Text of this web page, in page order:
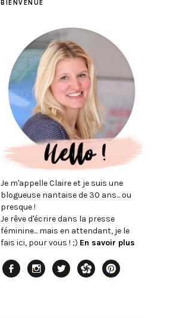
BIENVENUE
Je m'appelle Claire et je suis une
blogueuse nantaise de 30 ans... ou
presque !
Je rêve d'écrire dans la presse
féminine... mais en attendant, je le
fais ici, pour vous ! ;) En savoir plus